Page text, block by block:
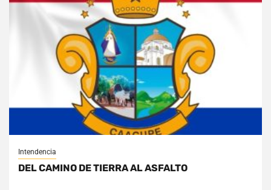
Intendencia
DEL CAMINO DE TIERRA AL ASFALTO